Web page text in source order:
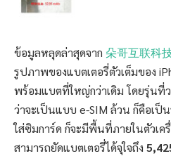
ข้อมูลหลุดล่าสุดจาก 朵哥互联科
รูปภาพของแบตเตอรี่ตัวเต็มของ
พร้อมแบตที่ใหญ่กว่าเดิม โดยรุ่นที่
ว่าจะเป็นแบบ e-SIM ล้วน ก็คือเป็
ใส่ซิมการ์ด ก็จะมีพื้นที่ภายในตัวเค
สามารถยัดแบตเตอรี่ได้จุใจถึง